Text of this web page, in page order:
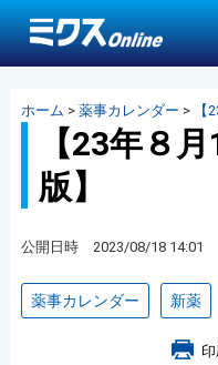
ホーム > 薬事カレンダー > 【
【23年８
版】
公開日時 2023/08/18 14:01
薬事カレンダー 新薬